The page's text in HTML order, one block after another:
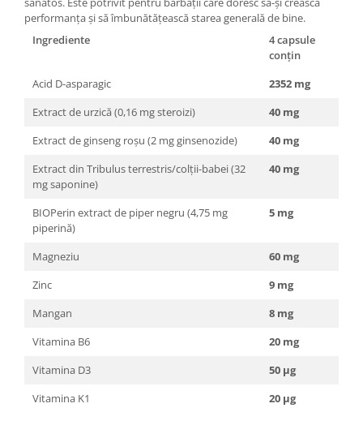
performanța și să îmbunătățească starea generală de bine.
Ingrediente
4 capsule
conțin
Acid D-asparagic
2352 mg
Extract de urzică (0,16 mg steroizi)
40 mg
Extract de ginseng roșu (2 mg ginsenozide)
40 mg
Extract din Tribulus terrestris/colții-babei (32
mg saponine)
40 mg
BIOPerin extract de piper negru (4,75 mg
piperină)
5 mg
Magneziu
60 mg
Zinc
9 mg
Mangan
8 mg
Vitamina B6
20 mg
Vitamina D3
50 µg
Vitamina K1
20 µg